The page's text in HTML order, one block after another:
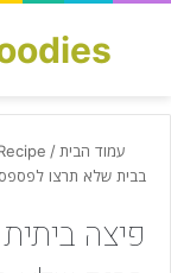
חפש עבור
עמוד הבית /
בבית שלא תרצו
פיצה